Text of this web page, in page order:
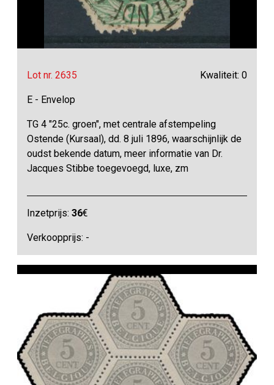
Lot nr. 2635 Kwaliteit: 0
E - Envelop
TG 4 "25c. groen", met centrale afstempeling
Ostende (Kursaal), dd. 8 juli 1896, waarschijnlijk de
oudst bekende datum, meer informatie van Dr.
Jacques Stibbe toegevoegd, luxe, zm
Inzetprijs:36€
Verkoopprijs: -